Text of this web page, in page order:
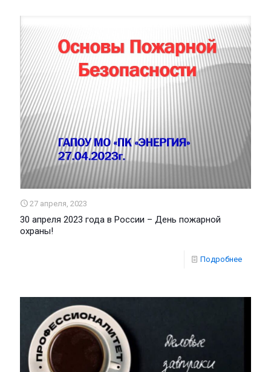
27 апреля, 2023
30 апреля 2023 года в России – День пожарной
охраны!
Подробнее